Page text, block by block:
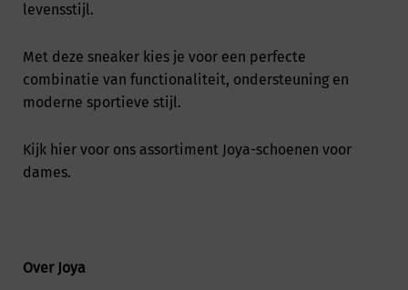
levensstijl.
Met deze sneaker kies je voor een perfecte
combinatie van functionaliteit, ondersteuning en
moderne sportieve stijl.
Kijk hier voor ons assortiment Joya-schoenen voor
dames.
Over Joya